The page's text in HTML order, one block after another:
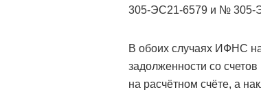
305-ЭС21-6579 и № 305-
В обоих случаях ИФНС
задолженности со
на расчётном счёте, а